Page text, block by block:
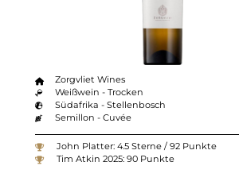
Zorgvliet Wines
Weißwein - Trocken
Südafrika - Stellenbosch
Semillon - Cuvée
John Platter: 4.5 Sterne / 92 Punkte
Tim Atkin 2025: 90 Punkte